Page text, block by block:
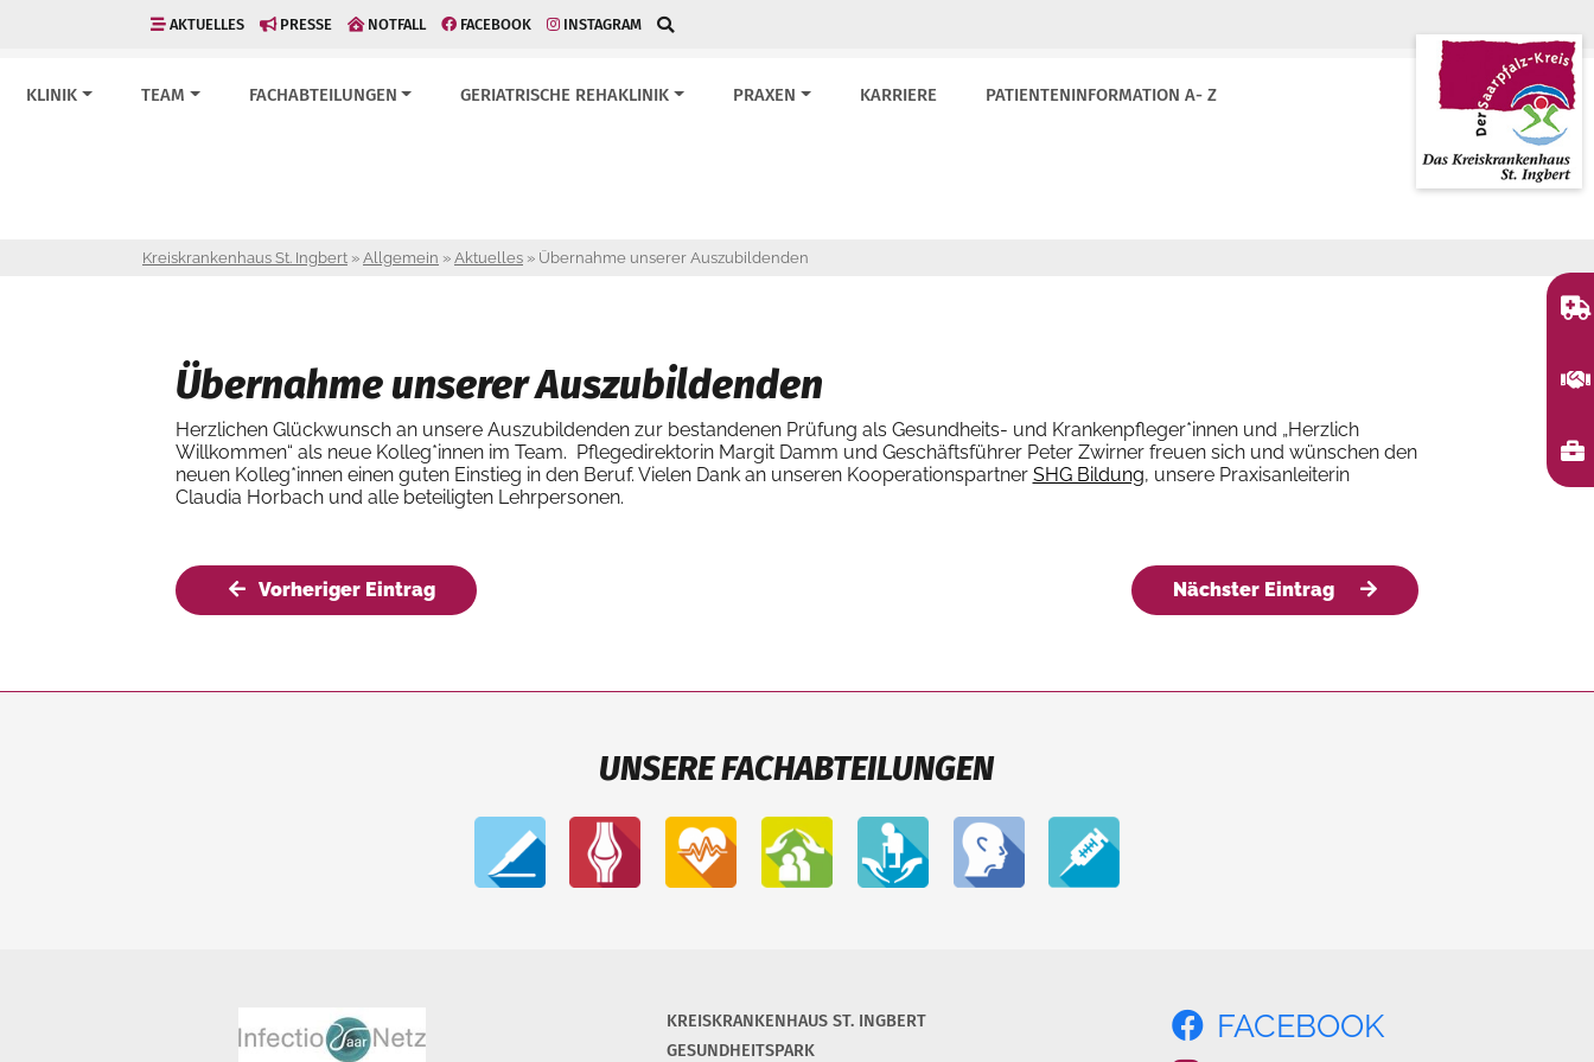
AKTUELLES PRESSE NOTFALL FACEBOOK INSTAGRAM
KLINIK TEAM FACHABTEILUNGEN GERIATRISCHE REHAKLINIK PRAXEN KARRIERE PATIENTENINFORMATION A- Z
Kreiskrankenhaus St. Ingbert » Allgemein » Aktuelles » Übernahme unserer Auszubildenden
Übernahme unserer Auszubildenden
Herzlichen Glückwunsch an unsere Auszubildenden zur bestandenen Prüfung als Gesundheits- und Krankenpfleger*innen und „Herzlich
Willkommen“ als neue Kolleg*innen im Team. Pflegedirektorin Margit Damm und Geschäftsführer Peter Zwirner freuen sich und wünschen den
neuen Kolleg*innen einen guten Einstieg in den Beruf. Vielen Dank an unseren Kooperationspartner SHG Bildung, unsere Praxisanleiterin
Claudia Horbach und alle beteiligten Lehrpersonen.
Vorheriger Eintrag Nächster Eintrag
UNSERE FACHABTEILUNGEN
KREISKRANKENHAUS ST. INGBERT
GESUNDHEITSPARK
FACEBOOK